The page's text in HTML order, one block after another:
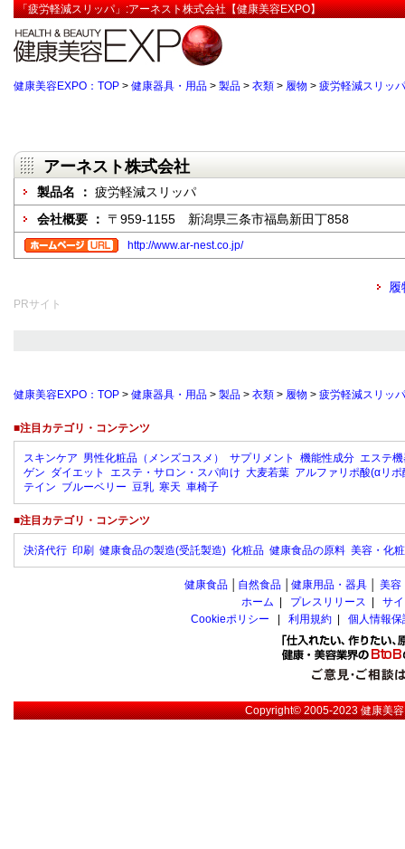
「疲労軽減スリッパ」:アーネスト株式会社【健康美容EXPO】
健康美容EXPO：TOP > 健康器具・用品 > 製品 > 衣類 > 履物 > 疲労軽減スリッパ
アーネスト株式会社
製品名 ： 疲労軽減スリッパ
会社概要 ： 〒959-1155 新潟県三条市福島新田丁858
http://www.ar-nest.co.jp/
履
PRサイト
健康美容EXPO：TOP > 健康器具・用品 > 製品 > 衣類 > 履物 > 疲労軽減スリッパ
■注目カテゴリ・コンテンツ
スキンケア 男性化粧品（メンズコスメ） サプリメント 機能性成分 エステ
ゲン ダイエット エステ・サロン・スパ向け 大麦若葉 アルファリポ酸(αリポ
テイン ブルーベリー 豆乳 寒天 車椅子
■注目カテゴリ・コンテンツ
決済代行 印刷 健康食品の製造(受託製造) 化粧品 健康食品の原料 美容・化
健康食品 自然食品 健康用品・器具 美容
ホーム
プレスリリース
サ
Cookieポリシー
利用規約 個人情報
Copyright© 2005-2023健康美